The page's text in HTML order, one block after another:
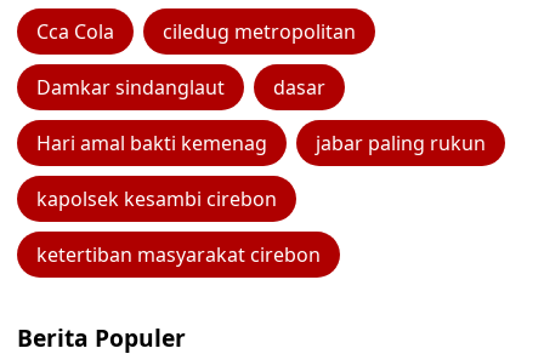
Cca Cola ciledug metropolitan
Damkar sindanglaut dasar
Hari amal bakti kemenag jabar paling rukun
kapolsek kesambi cirebon
ketertiban masyarakat cirebon
Berita Populer